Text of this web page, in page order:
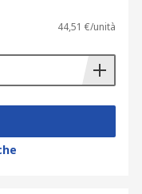
44,51 €/unità